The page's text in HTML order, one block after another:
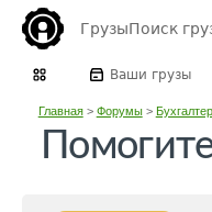
ГрузыПоиск
Ваши грузы
Главная> Форумы>